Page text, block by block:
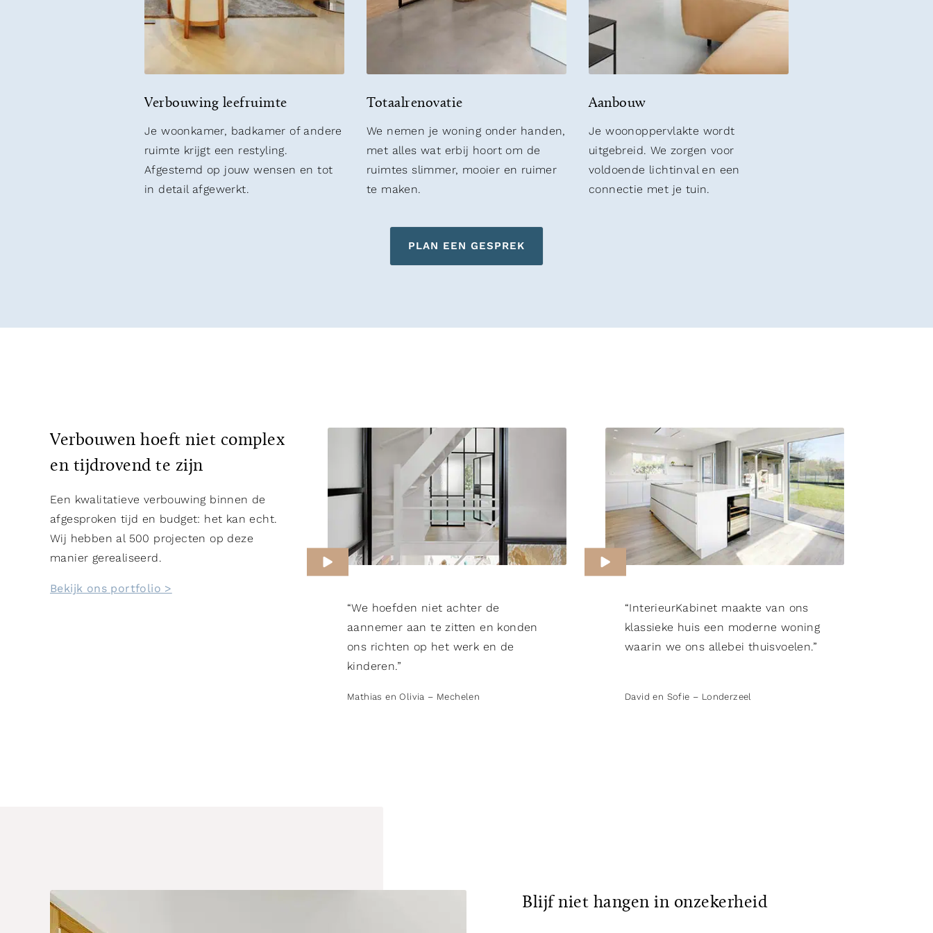
Verbouwing leefruimte
Je woonkamer, badkamer of andere
ruimte krijgt een restyling.
Afgestemd op jouw wensen en tot
in detail afgewerkt.
Totaalrenovatie
We nemen je woning onder handen,
met alles wat erbij hoort om de
ruimtes slimmer, mooier en ruimer
te maken.
Aanbouw
Je woonoppervlakte wordt
uitgebreid. We zorgen voor
voldoende lichtinval en een
connectie met je tuin.
PLAN EEN GESPREK
Verbouwen hoeft niet complex
en tijdrovend te zijn
Een kwalitatieve verbouwing binnen de
afgesproken tijd en budget: het kan echt.
Wij hebben al 500 projecten op deze
manier gerealiseerd.
Bekijk ons portfolio >
“We hoefden niet achter de
aannemer aan te zitten en konden
ons richten op het werk en de
kinderen.”
Mathias en Olivia – Mechelen
“InterieurKabinet maakte van ons
klassieke huis een moderne woning
waarin we ons allebei thuisvoelen.”
David en Sofie – Londerzeel
Blijf niet hangen in onzekerheid